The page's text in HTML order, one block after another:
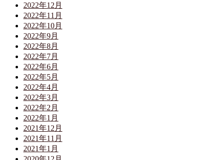
2022年12月
2022年11月
2022年10月
2022年9月
2022年8月
2022年7月
2022年6月
2022年5月
2022年4月
2022年3月
2022年2月
2022年1月
2021年12月
2021年11月
2021年1月